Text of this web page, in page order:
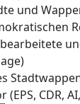
und
CDR,